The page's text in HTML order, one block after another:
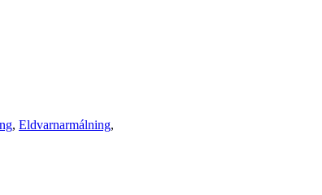
, Eldvarnarmálning,